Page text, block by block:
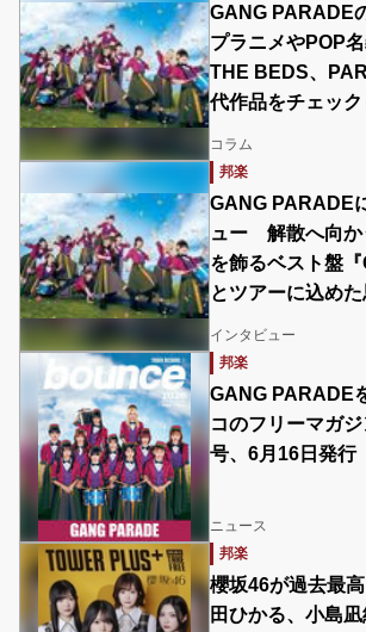
GANG
プラニメやPOP
THE BEDS、
代作品をチェッ
コラム
邦楽
GANG PARADE
ュー 解散へ向か
を飾るベスト盤
とツアーに込め
インタビュー
邦楽
GANG PARADE
コのフリーマガ
号、6月16日発行
ニュース
邦楽
櫻坂46が過去最
田ひかる、小島